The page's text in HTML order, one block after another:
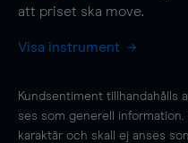
att priset ska move.
Visa instrument
Kundsentiment tillhandahålls
ses som generell
karaktär och skall ej anses